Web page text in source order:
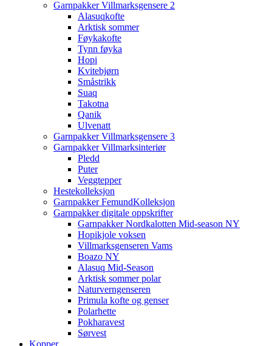
Garnpakker Villmarksgensere 2
Alasuqkofte
Arktisk sommer
Føykakofte
Tynn føyka
Hopi
Kvitebjørn
Småstrikk
Suaq
Takotna
Qanik
Ulvenatt
Garnpakker Villmarksgensere 3
Garnpakker Villmarksinteriør
Pledd
Puter
Veggtepper
Hestekolleksjon
Garnpakker FemundKolleksjon
Garnpakker digitale oppskrifter
Garnpakker Nordkalotten Mid-season NY
Hopikjole voksen
Villmarksgenseren Vams
Boazo NY
Alasuq Mid-Season
Arktisk sommer polar
Naturverngenseren
Primula kofte og genser
Polarhette
Pokharavest
Sørvest
Kopper